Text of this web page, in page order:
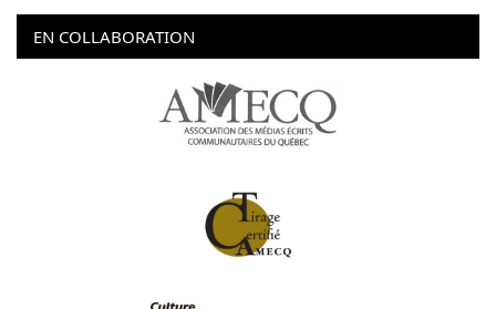
EN COLLABORATION